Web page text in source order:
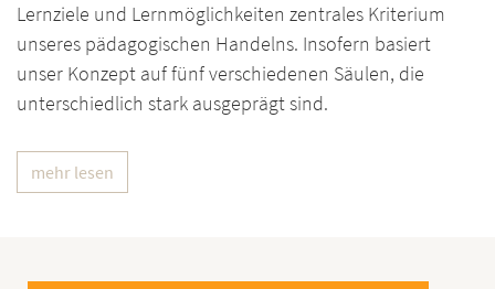
Lernziele und Lernmöglichkeiten zentrales Kriterium
unseres pädagogischen Handelns. Insofern basiert
unser Konzept auf fünf verschiedenen Säulen, die
unterschiedlich stark ausgeprägt sind.
mehr lesen